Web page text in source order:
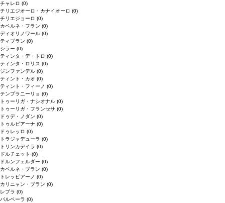
チャレロ (0)
チリエジオーロ・カナイオーロ (0)
チリエジョーロ (0)
カベルネ・フラン (0)
ディオリノワール (0)
ティブラン (0)
シラー (0)
ティンタ・デ・トロ (0)
ティンタ・ロリス (0)
ジンファンデル (0)
ティント・カオ (0)
ティント・フィーノ (0)
テンプラニーリョ (0)
トゥーリガ・ナシオナル (0)
トゥーリガ・フランセサ (0)
ドゥデ・ノダン (0)
トゥルビアーナ (0)
ドゥレッロ (0)
トラジャデューラ (0)
トリンカデイラ (0)
ドルチェット (0)
ドルンフェルダー (0)
カベルネ・ブラン (0)
トレッビアーノ (0)
カリニャン・ブラン (0)
レブラ (0)
バルベーラ (0)